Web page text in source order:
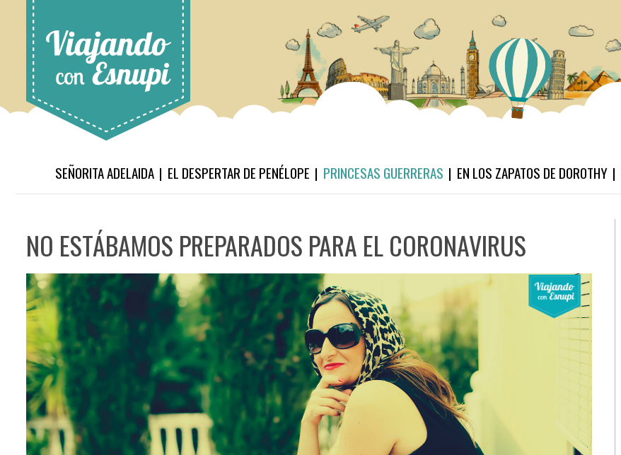
SEÑORITA ADELAIDA EL DESPERTAR DE PENÉLOPE PRINCESAS GUERRERAS EN LOS ZAPATOS DE DOROTHY
NO ESTÁBAMOS PREPARADOS PARA EL CORONAVIRUS